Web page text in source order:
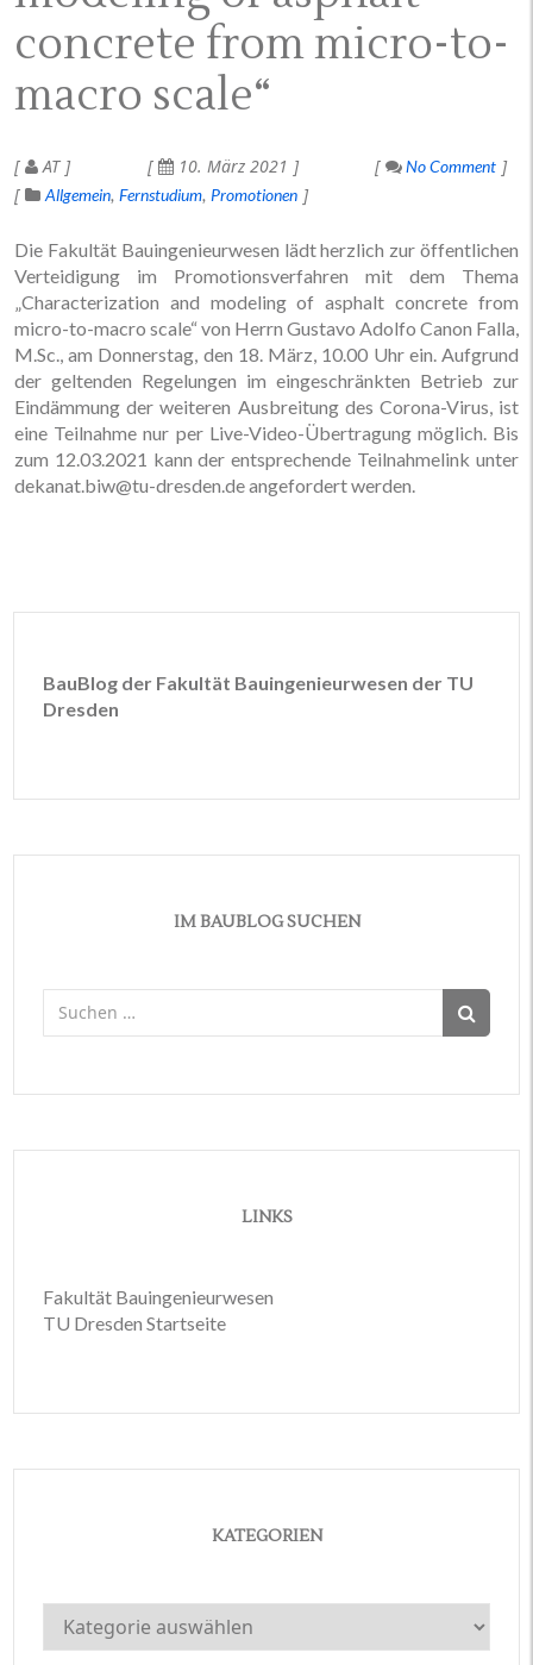
concrete from micro-to-
macro scale“
AT 10. März 2021
No Comment
Allgemein Fernstudium Promotionen
Die Fakultät Bauingenieurwesen lädt herzlich zur öffentlichen
Verteidigung im Promotionsverfahren mit dem Thema
„Characterization and modeling of asphalt concrete from
micro-to-macro scale“ von Herrn Gustavo Adolfo Canon Falla,
M.Sc., am Donnerstag, den 18. März, 10.00 Uhr ein. Aufgrund
der geltenden Regelungen im eingeschränkten Betrieb zur
Eindämmung der weiteren Ausbreitung des Corona-Virus, ist
eine Teilnahme nur per Live-Video-Übertragung möglich. Bis
zum 12.03.2021 kann der entsprechende Teilnahmelink unter
dekanat.biw@tu-dresden.de angefordert werden.
BauBlog der Fakultät Bauingenieurwesen der TU
Dresden
IM BAUBLOG SUCHEN
Suchen
nach:
LINKS
Fakultät Bauingenieurwesen
TU Dresden Startseite
KATEGORIEN
Kategorien